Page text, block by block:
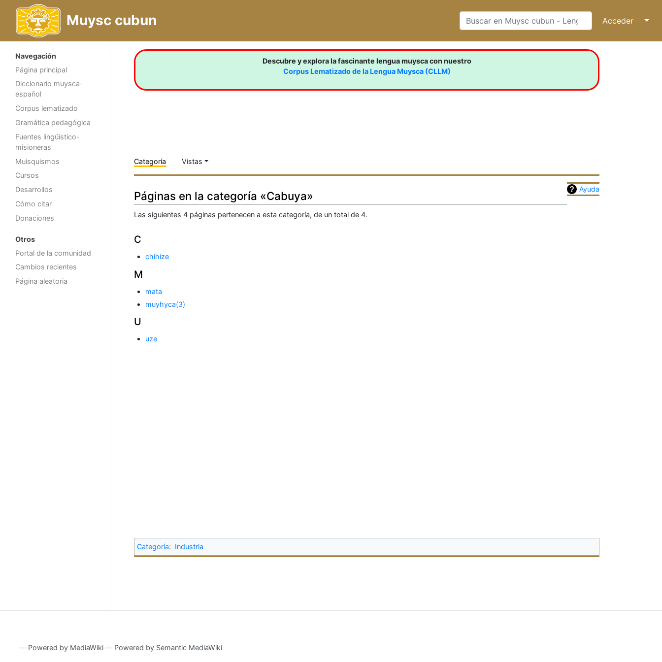
Muysc cubun Acceder ↓
Navegación
Página principal
Diccionario muysca-
español
Corpus lematizado
Gramática pedagógica
Fuentes lingüístico-
misioneras
Muisquismos
Cursos
Desarrollos
Cómo citar
Donaciones
Otros
Portal de la comunidad
Cambios recientes
Página aleatoria
Descubre y explora la fascinante lengua muysca con nuestro
Corpus Lematizado de la Lengua Muysca (CLLM)
Categoría Vistas
Ayuda
Páginas en la categoría «Cabuya»
Las siguientes 4 páginas pertenecen a esta categoría, de un total de 4.
C
chihize
M
mata
muyhyca(3)
U
uze
Categoría: Industria
― Powered by MediaWiki ― Powered by Semantic MediaWiki